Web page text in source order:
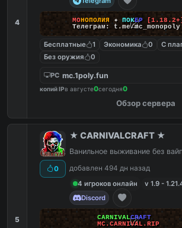
4 МОНОПОЛИЯ ✦ ПОКЕР
[1.18.2+]
Телеграм: t.me/mc_monopoly
Бесплатные 1 Экономика 0 С
Без оружия
0
PC mc.1poly.fun
копий IPв августе0сегодня0
Обзор сервера
5
0
★ CARNIVALCRAFT ★
Ванильное выживание без
добавлен 494 дн назад
4 игроков онлайн
v 1.9 -
Discord
CARNIVALCRAFT
MC.CARNIVAL.RIP